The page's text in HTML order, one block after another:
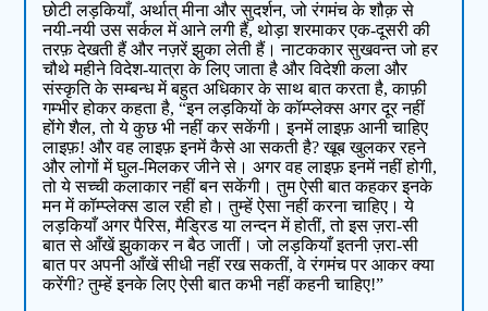
छोटी लड़कियाँ, अर्थात् मीना और सुदर्शन, जो रंगमंच के शौक़ से
नयी-नयी उस सर्कल में आने लगी हैं, थोड़ा शरमाकर एक-दूसरी की
तरफ़ देखती हैं और नज़रें झुका लेती हैं। नाटककार सुखवन्त जो हर
चौथे महीने विदेश-यात्रा के लिए जाता है और विदेशी कला और
संस्कृति के सम्बन्ध में बहुत अधिकार के साथ बात करता है, काफ़ी
गम्भीर होकर कहता है, “इन लड़कियों के कॉम्प्लेक्स अगर दूर नहीं
होंगे शैल, तो ये कुछ भी नहीं कर सकेंगी। इनमें लाइफ़ आनी चाहिए
लाइफ़! और वह लाइफ़ इनमें कैसे आ सकती है? खूब खुलकर रहने
और लोगों में घुल-मिलकर जीने से। अगर वह लाइफ़ इनमें नहीं होगी,
तो ये सच्ची कलाकार नहीं बन सकेंगी। तुम ऐसी बात कहकर इनके
मन में कॉम्प्लेक्स डाल रही हो। तुम्हें ऐसा नहीं करना चाहिए। ये
लड़कियाँ अगर पैरिस, मैड्रिड या लन्दन में होतीं, तो इस ज़रा-सी
बात से आँखें झुकाकर न बैठ जातीं। जो लड़कियाँ इतनी ज़रा-सी
बात पर अपनी आँखें सीधी नहीं रख सकतीं, वे रंगमंच पर आकर क्या
करेंगी? तुम्हें इनके लिए ऐसी बात कभी नहीं कहनी चाहिए!”